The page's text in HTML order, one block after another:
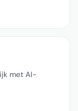
met AI-